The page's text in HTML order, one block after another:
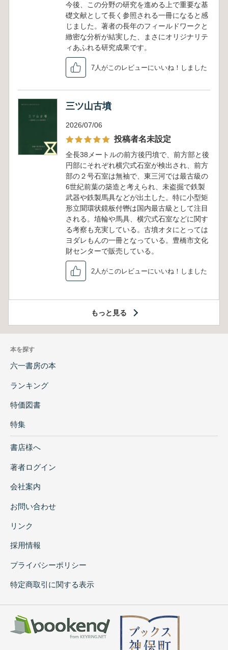
今後、この分野の研究を進める上で重要な基
礎文献として長く参照される一冊になると感
じました。著者の長年のフィールドワークと
緻密な分析が結実した、まさにオリジナリテ
ィあふれる研究成果です。
7人がこのレビューにいいね！しました
三ツ山古墳
2026/07/06
投稿者名未設定
全長38メートルの前方後円墳で、前方部と後
円部にそれぞれ横穴式石室が検出され、前方
部の２号石室は無袖で、東三河では最古級の
6世紀前葉の築造と考えられ、未盗掘で鉄製
武器や鉄製馬具などが出土した。特に小型矩
形立聞環状鏡板付轡は国内最古級として注目
される。埴輪や馬具、横穴式石室などに関す
る考察も充実している。古墳オタにとっては
ヨダレもんの一冊となっている。豊橋市文化
財センターで販売している。
2人がこのレビューにいいね！しました
もっと見る
本を探す
六一書房の本
ランキング
特価図書
特集
書店様へ
著者ログイン
会社案内
お問い合わせ
リンク
採用情報
プライバシーポリシー
特定商取引に関する表示